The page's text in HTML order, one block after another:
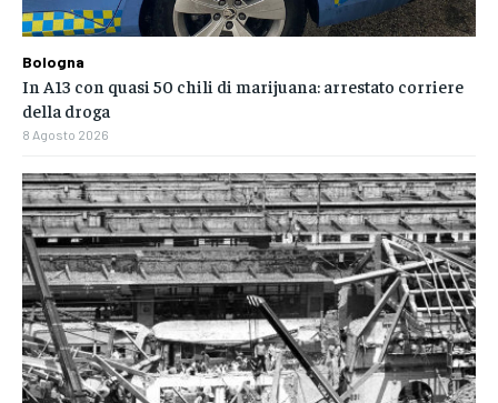
Bologna
In A13 con quasi 50 chili di marijuana: arrestato corriere
della droga
8 Agosto 2026